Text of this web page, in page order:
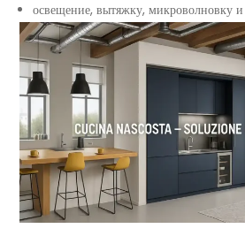
освещение, вытяжку, микроволновку и